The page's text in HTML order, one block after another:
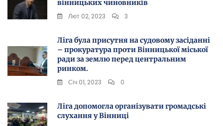
вінницьких чиновників
Лют 02, 2023 3
Ліга була присутня на судовому засіданні
– прокуратура проти Вінницької міської
ради за землю перед центральним
ринком.
Січ 01, 2023 0
Ліга допомогла організувати громадські
слухання у Вінниці